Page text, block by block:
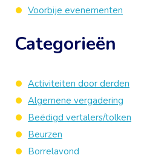
Voorbije evenementen
Categorieën
Activiteiten door derden
Algemene vergadering
Beëdigd vertalers/tolken
Beurzen
Borrelavond